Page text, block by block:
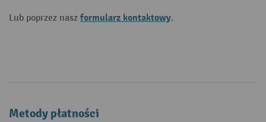
Lub poprzez nasz formularz kontaktowy.
Metody płatności